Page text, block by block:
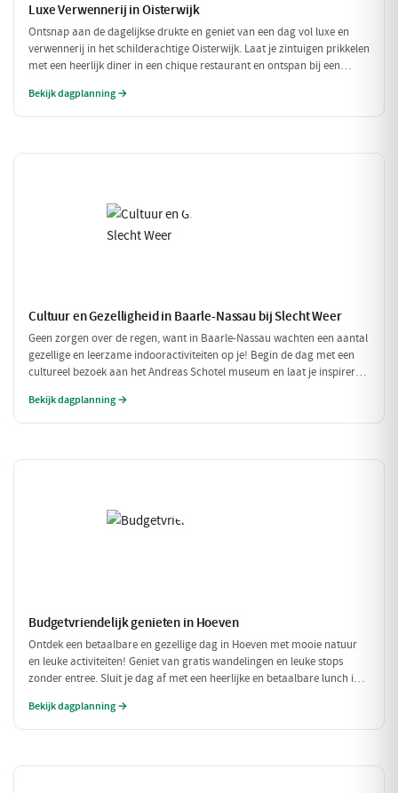
Luxe Verwennerij in Oisterwijk
Ontsnap aan de dagelijkse drukte en geniet van een dag vol luxe en
verwennerij in het schilderachtige Oisterwijk. Laat je zintuigen prikkelen
met een heerlijk diner in een chique restaurant en ontspan bij een
in de watten te leggen.
Bekijk dagplanning →
Cultuur en Gezelligheid in Baarle-Nassau bij Slecht Weer
Geen zorgen over de regen, want in Baarle-Nassau wachten een aantal
gezellige en leerzame indooractiviteiten op je! Begin de dag met een
cultureel bezoek aan het Andreas Schotel museum en laat je inspireren
knusse Grand Café De Beerze voordat je weer verder gaat met een
Bekijk dagplanning →
Budgetvriendelijk genieten in Hoeven
Ontdek een betaalbare en gezellige dag in Hoeven met mooie natuur
en leuke activiteiten! Geniet van gratis wandelingen en leuke stops
zonder entree. Sluit je dag af met een heerlijke en betaalbare lunch in
Bekijk dagplanning →